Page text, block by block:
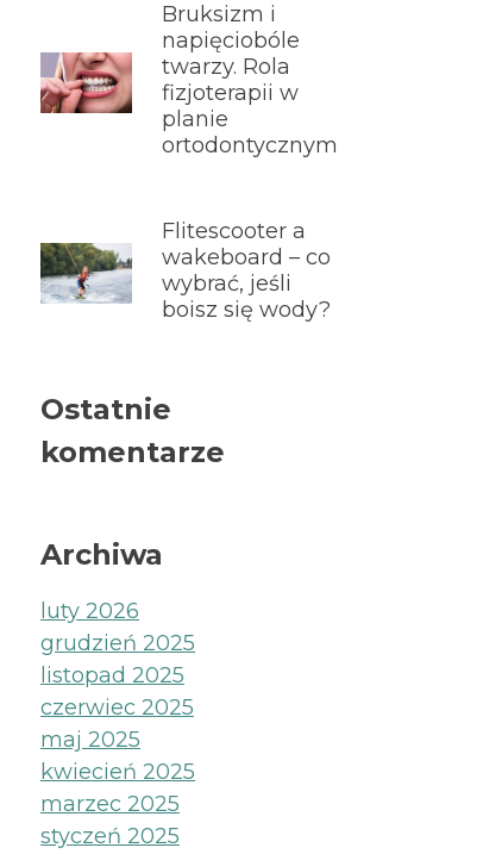
Bruksizm i
napięciobóle
twarzy. Rola
fizjoterapii w
planie
ortodontycznym
Flitescooter a
wakeboard – co
wybrać, jeśli
boisz się wody?
Ostatnie
komentarze
Archiwa
luty 2026
grudzień 2025
listopad 2025
czerwiec 2025
maj 2025
kwiecień 2025
marzec 2025
styczeń 2025